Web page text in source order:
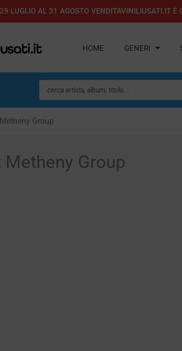
LUGLIO AL 31 AGOSTO VENDITAVINILIUSATI.IT È
HOME GENERI
Ricerca
prodotti
Group
Group